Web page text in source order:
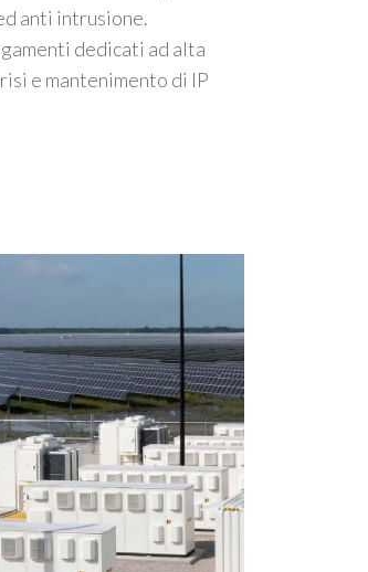
anti intrusione.
dedicati ad alta
e mantenimento di IP